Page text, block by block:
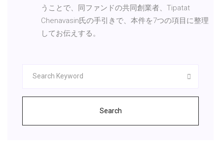
うことで、同ファンドの共同創業者、Tipatat
Chenavasin氏の手引きで、本件を7つの項目に整理
してお伝えする。
Search